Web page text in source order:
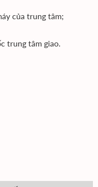
của trung tâm;
trung tâm giao.